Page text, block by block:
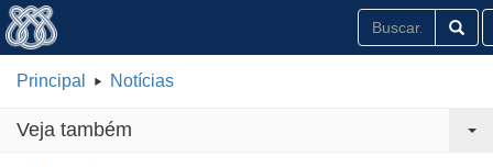
Principal Notícias
Veja também